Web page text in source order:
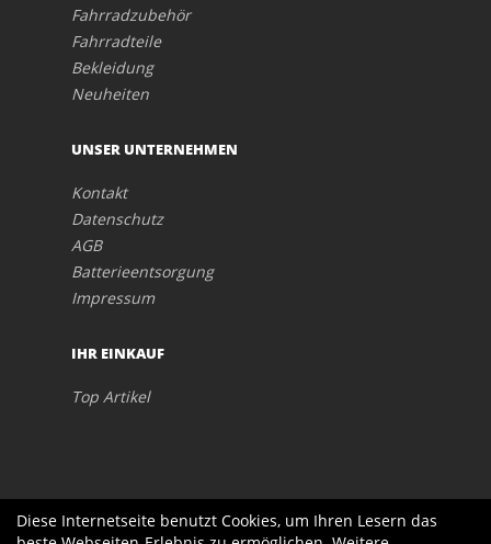
Fahrradzubehör
Fahrradteile
Bekleidung
Neuheiten
UNSER UNTERNEHMEN
Kontakt
Datenschutz
AGB
Batterieentsorgung
Impressum
IHR EINKAUF
Top Artikel
Diese Internetseite benutzt Cookies, um Ihren Lesern das